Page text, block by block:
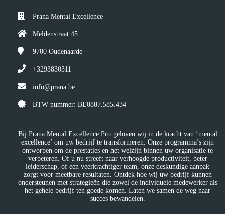
Prana Mental Excellence
Meldenstraat 45
9700 Oudenaarde
+3293830311
info@prana.be
BTW nummer: BE0887.585.434
Bij Prana Mental Excellence Pro geloven wij in de kracht van ‘mental
excellence’ om uw bedrijf te transformeren. Onze programma’s zijn
ontworpen om de prestaties en het welzijn binnen uw organisatie te
verbeteren. Of u nu streeft naar verhoogde productiviteit, beter
leiderschap, of een veerkrachtiger team, onze deskundige aanpak
zorgt voor meetbare resultaten. Ontdek hoe wij uw bedrijf kunnen
ondersteunen met strategieën die zowel de individuele medewerker als
het gehele bedrijf ten goede komen. Laten we samen de weg naar
succes bewandelen.